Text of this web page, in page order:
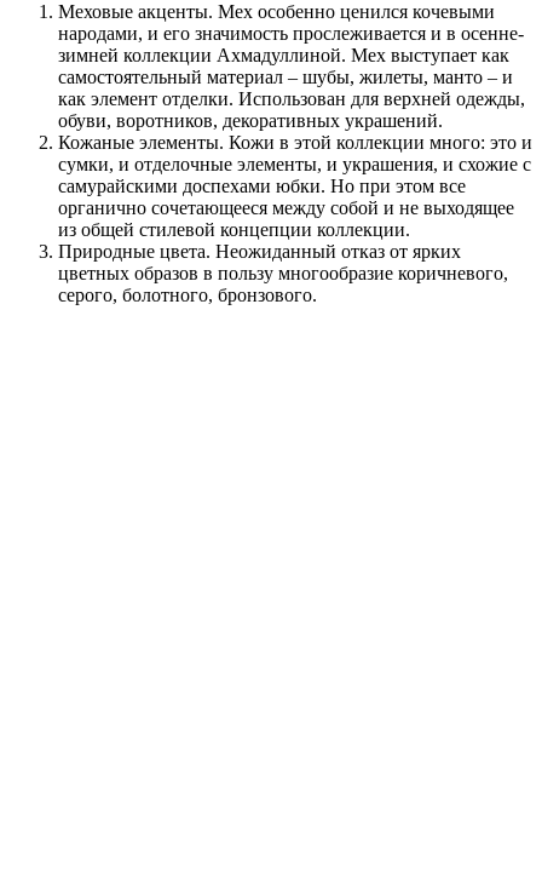
Меховые акценты. Мех особенно ценился кочевыми
народами, и его значимость прослеживается и в осенне-
зимней коллекции Ахмадуллиной. Мех выступает как
самостоятельный материал – шубы, жилеты, манто – и
как элемент отделки. Использован для верхней одежды,
обуви, воротников, декоративных украшений.
Кожаные элементы. Кожи в этой коллекции много: это и
сумки, и отделочные элементы, и украшения, и схожие с
самурайскими доспехами юбки. Но при этом все
органично сочетающееся между собой и не выходящее
из общей стилевой концепции коллекции.
Природные цвета. Неожиданный отказ от ярких
цветных образов в пользу многообразие коричневого,
серого, болотного, бронзового.